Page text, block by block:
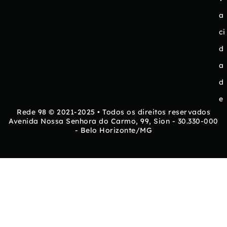
a
ci
d
a
d
e
Rede 98 © 2021-2025 • Todos os direitos reservados
Avenida Nossa Senhora do Carmo, 99, Sion - 30.330-000
- Belo Horizonte/MG